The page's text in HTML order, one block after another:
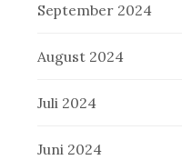
September 2024
August 2024
Juli 2024
Juni 2024